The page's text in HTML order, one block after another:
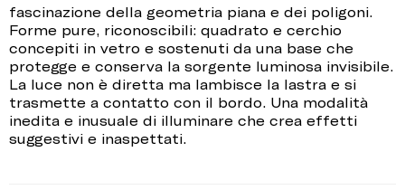
fascinazione della geometria piana e dei poligoni.
Forme pure, riconoscibili: quadrato e cerchio
concepiti in vetro e sostenuti da una base che
protegge e conserva la sorgente luminosa invisibile.
La luce non è diretta ma lambisce la lastra e si
trasmette a contatto con il bordo. Una modalità
inedita e inusuale di illuminare che crea effetti
suggestivi e inaspettati.